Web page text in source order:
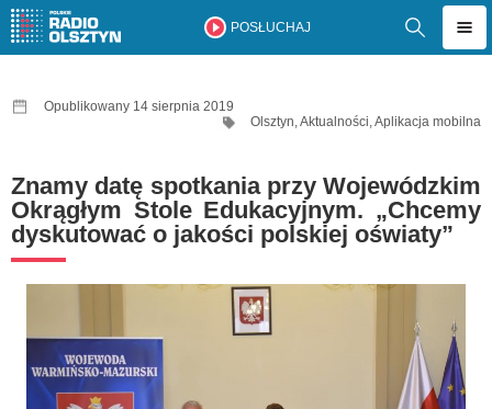
POSŁUCHAJ
Opublikowany 14 sierpnia 2019
Olsztyn,Aktualności,Aplikacja mobilna
Znamy datę spotkania przy Wojewódzkim
Okrągłym Stole Edukacyjnym. „Chcemy
dyskutować o jakości polskiej oświaty”